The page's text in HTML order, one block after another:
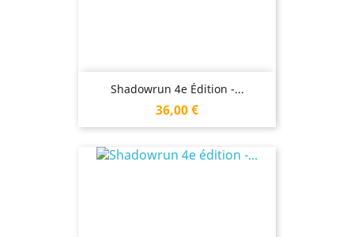
Shadowrun 4e Édition -...
Prix
36,00 €